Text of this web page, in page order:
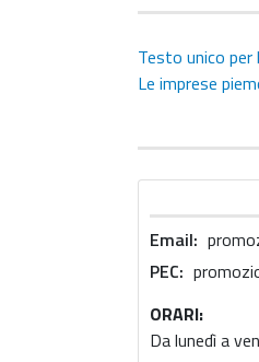
Testo unico
Le imprese
Email
PEC
ORARI:
Da lunedì a